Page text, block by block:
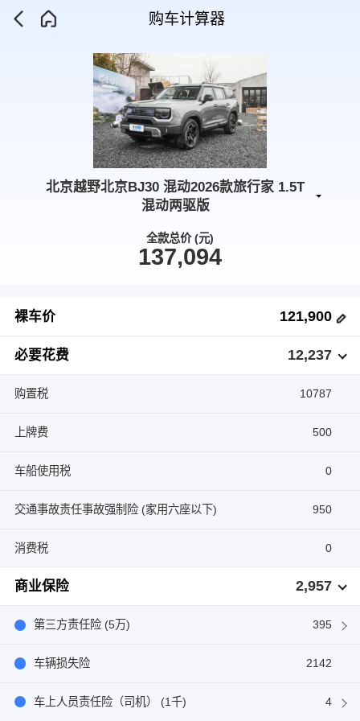
购车计算器
北京越野北京BJ30 混动2026款旅行家 1.5T
混动两驱版
全款总价 (元)
137,094
裸车价 121,900
必要花费 12,237
购置税 10787
上牌费 500
车船使用税 0
交通事故责任事故强制险 (家用六座以下) 950
消费税 0
商业保险 2,957
第三方责任险 (5万) 395
车辆损失险 2142
车上人员责任险（司机） (1千) 4